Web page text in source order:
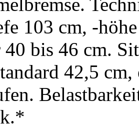
103 cm, -
bis 46 cm.
42,5